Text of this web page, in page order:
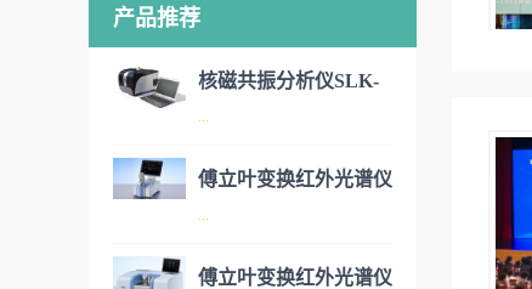
产品推荐
核磁共振分析仪SLK-
200
...
傅立叶变换红外光谱仪
ALPHA II
...
傅立叶变换红外光谱仪